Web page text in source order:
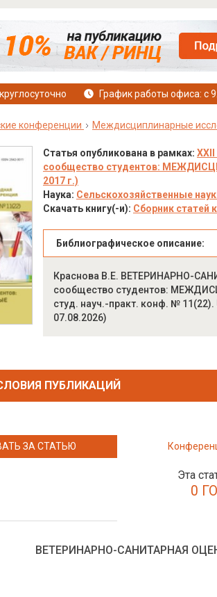
График работы офиса: с
конференции Междисциплинарные
Статья опубликована в рамках:
сообщество студентов:
2017 г.)
Наука: Сельскохозяйственные
Скачать книгу(-и): Сборник статей
Библиографическое описание:
Краснова В.Е. ВЕТЕРИНАРНО-
сообщество студентов:
студ. науч.-практ. конф. № 11(22).
07.08.2026)
ПУБЛИКАЦИЙ
ЗА СТАТЬЮ
Эта
0
ВЕТЕРИНАРНО-САНИТАРНАЯ